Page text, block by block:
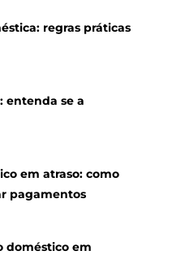
regras práticas
entenda se a
em atraso: como
pagamentos
doméstico em